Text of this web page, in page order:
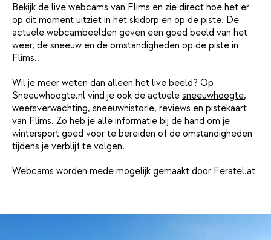
Bekijk de live webcams van Flims en zie direct hoe het er
op dit moment uitziet in het skidorp en op de piste. De
actuele webcambeelden geven een goed beeld van het
weer, de sneeuw en de omstandigheden op de piste in
Flims..
Wil je meer weten dan alleen het live beeld? Op
Sneeuwhoogte.nl vind je ook de actuele sneeuwhoogte,
weersverwachting, sneeuwhistorie, reviews en pistekaart
van Flims. Zo heb je alle informatie bij de hand om je
wintersport goed voor te bereiden of de omstandigheden
tijdens je verblijf te volgen.
Webcams worden mede mogelijk gemaakt door Feratel.at